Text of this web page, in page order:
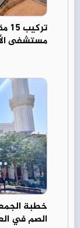
مستشفى
خطبة
الصم في